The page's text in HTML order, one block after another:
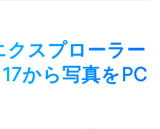
クスプローラー
から写真をPC